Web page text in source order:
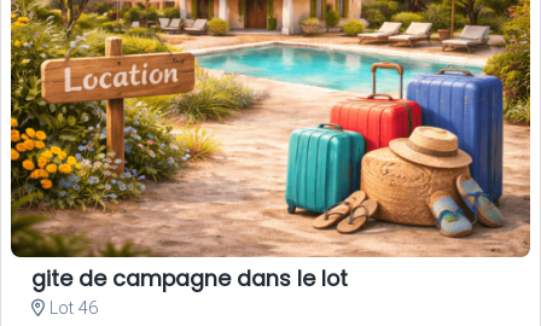
gite de campagne dans le lot
Lot 46